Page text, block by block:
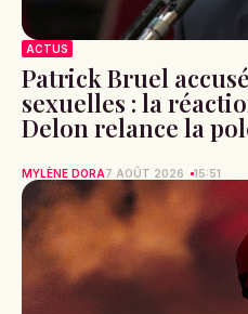
ACTUS
Patrick Bruel
sexuelles : la
Delon relance la
MYLÈNE DORA7 AOÛT 2026 15:51